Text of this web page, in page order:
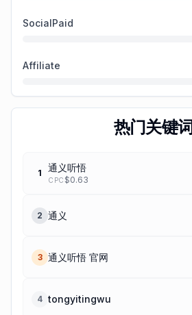
SocialPaid
Affiliate
热门关键词
1 通义听悟
CPC $0.63
2 通义
3 通义听悟 官网
4 tongyitingwu